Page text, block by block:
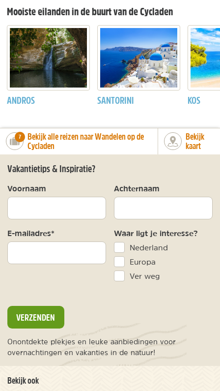
Mooiste eilanden in de buurt van de Cycladen
ANDROS SANTORINI KOS
number_of_trips:
7
Bekijk alle reizen naar Wandelen op de
Cycladen
Bekijk
kaart
Vakantietips & Inspiratie?
Voornaam Achternaam
E-mailadres* Waar ligt je interesse?
Nederland
Europa
Ver weg
VERZENDEN
Onontdekte plekjes en leuke aanbiedingen voor
overnachtingen en vakanties in de natuur!
Bekijk ook